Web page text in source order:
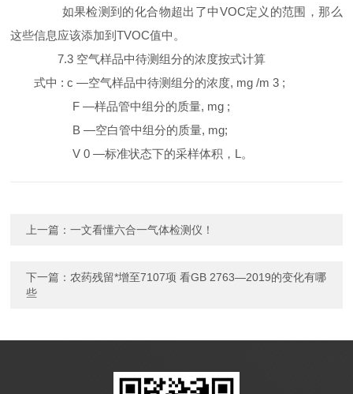
如果检测到的化合物超出了中VOC定义的范围，那么
这些信息应该添加到TVOC值中。
7.3 空气样品中待测组分的浓度按式计算
式中 : c —空气样品中待测组分的浓度, mg /m 3 ;
F —样品管中组分的质量, mg ;
B —空白管中组分的质量, mg;
V 0 —标准状态下的采样体积，L。
上一篇：一文看懂六合一气体检测仪！
下一篇： 农药残留*增至7107项 看GB 2763—2019的变化有哪
些